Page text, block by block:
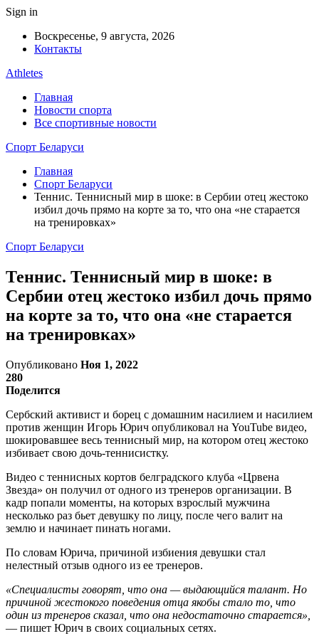
Sign in
Воскресенье, 9 августа, 2026
Контакты
Athletes
Главная
Новости спорта
Все спортивные новости
Спорт Беларуси
Главная
Спорт Беларуси
Теннис. Теннисный мир в шоке: в Сербии отец жестоко
избил дочь прямо на корте за то, что она «не старается
на тренировках»
Спорт Беларуси
Теннис. Теннисный мир в шоке: в
Сербии отец жестоко избил дочь прямо
на корте за то, что она «не старается
на тренировках»
Опубликовано Ноя 1, 2022
280
Поделится
Сербский активист и борец с домашним насилием и насилием
против женщин Игорь Юрич опубликовал на YouTube видео,
шокировавшее весь теннисный мир, на котором отец жестоко
избивает свою дочь-теннисистку.
Видео с теннисных кортов белградского клуба «Црвена
Звезда» он получил от одного из тренеров организации. В
кадр попали моменты, на которых взрослый мужчина
несколько раз бьет девушку по лицу, после чего валит на
землю и начинает пинать ногами.
По словам Юрича, причиной избиения девушки стал
нелестный отзыв одного из ее тренеров.
«Специалисты говорят, что она — выдающийся талант. Но
причиной жестокого поведения отца якобы стало то, что
один из тренеров сказал, что она недостаточно старается»,
— пишет Юрич в своих социальных сетях.